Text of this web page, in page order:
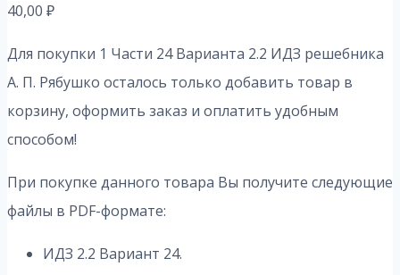
40,00 ₽
Для покупки 1 Части 24 Варианта 2.2 ИДЗ решебника
А. П. Рябушко осталось только добавить товар в
корзину, оформить заказ и оплатить удобным
способом!
При покупке данного товара Вы получите следующие
файлы в PDF-формате:
ИДЗ 2.2 Вариант 24.